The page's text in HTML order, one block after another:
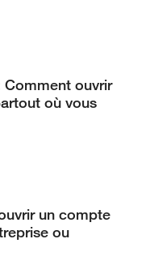
Comment ouvrir
où vous
un compte
ou